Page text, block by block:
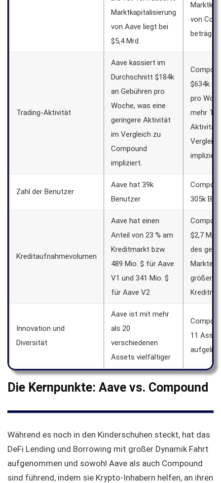
Marktkapitalisierung
von Aave liegt bei
$5,4 Mrd.
von
beträgt
Trading-Aktivität
Aave kassiert im
Durchschnitt $184k
an Gebühren pro
Woche, was eine
geringere Aktivität
im Vergleich zu
Compound
impliziert.
$634k
pro
mehr
impliziert
Zahl der Benutzer
Aave hat 39k
Benutzer
305k
Kreditaufnahmevolumen
Aave hat einen
Anteil von 23 % am
Kreditmarkt bzw.
489 Mio. $ für Aave
V1 und 341 Mio. $
für Aave V2
$2,7
des
Marktes
Innovation und
Diversität
Aave ist mit mehr
als 20
verschiedenen
Assets vielfältiger
11
Die Kernpunkte: Aave vs. Compound
Während es noch in den Kinderschuhen steckt, hat das
DeFi Lending und Borrowing mit großer Dynamik Fahrt
aufgenommen und sowohl Aave als auch Compound
sind führend, indem sie Krypto-Inhabern helfen, an ihren